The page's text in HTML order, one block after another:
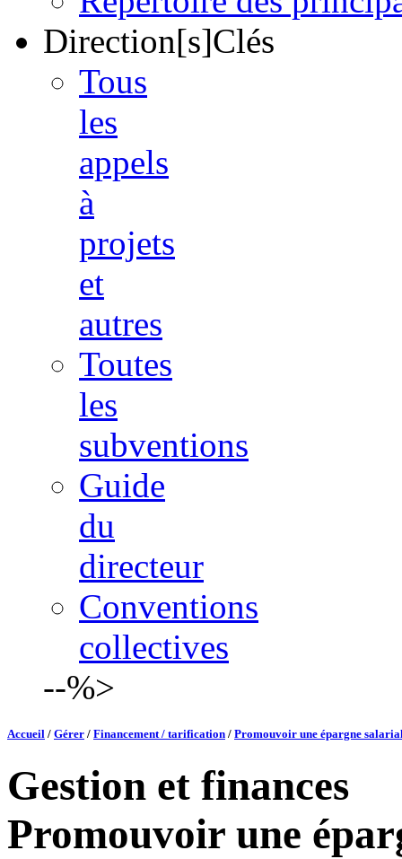
Direction[s]Clés
Tous
les
appels
à
projets
et
autres
Toutes
les
subventions
Guide
du
directeur
Conventions
collectives
--%>
Accueil / Gérer / Financement / tarification / Promouvoir une épargne
Gestion et finances
Promouvoir une